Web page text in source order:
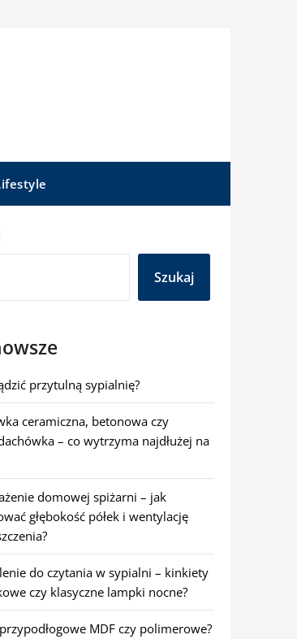
Szukaj
przytulną sypialnię?
ceramiczna, betonowa czy
– co wytrzyma najdłużej na
domowej spiżarni – jak
głębokość półek i wentylację
do czytania w sypialni – kinkiety
czy klasyczne lampki nocne?
MDF czy polimerowe?